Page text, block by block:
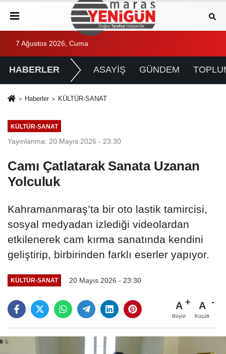
7 Ağustos 2026, Cuma
HABERLER ASAYİŞ GÜNDEM
Haberler KÜLTÜR-SANAT
KÜLTÜR-SANAT
Yayınlanma: 20 Mayıs 2026 - 23:30
Camı Çatlatarak Sanata Uzanan
Yolculuk
Kahramanmaraş’ta bir oto lastik tamircisi,
sosyal medyadan izlediği videolardan
etkilenerek cam kırma sanatında kendini
geliştirip, birbirinden farklı eserler yapıyor.
KÜLTÜR-SANAT 20 Mayıs 2026 - 23:30
A
Büyüt
A
Küçült